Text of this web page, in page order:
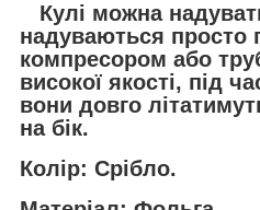
Кулі можна
надуваються просто
компресором або
високої якості, під
вони довго
на бік.
Колір: Срібло.